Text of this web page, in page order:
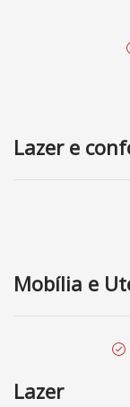
Lazer e
Mobília e
Lazer